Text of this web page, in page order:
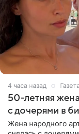
4 часа назад
50-летняя
с дочерями в
Жена народного